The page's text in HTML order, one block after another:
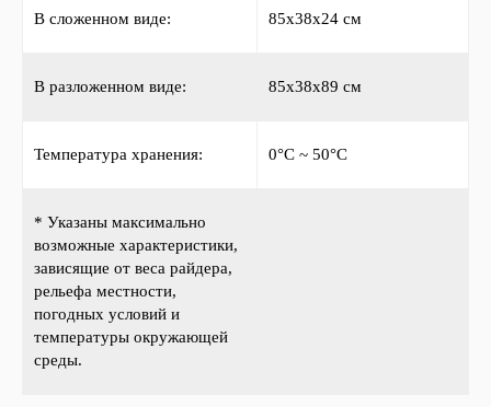
В сложенном виде: 85х38х24 см
В разложенном виде: 85х38х89 см
Температура хранения: 0°C ~ 50°C
* Указаны максимально
возможные характеристики,
зависящие от веса райдера,
рельефа местности,
погодных условий и
температуры окружающей
среды.